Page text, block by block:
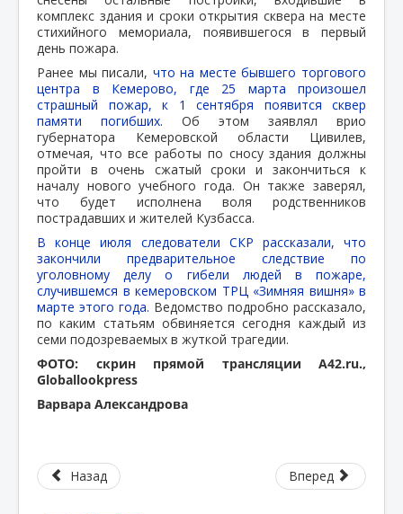
комплекс здания и сроки открытия сквера на месте
стихийного мемориала, появившегося в первый
день пожара.
Ранее мы писали, что на месте бывшего торгового
центра в Кемерово, где 25 марта произошел
страшный пожар, к 1 сентября появится сквер
памяти погибших. Об этом заявлял врио
губернатора Кемеровской области Цивилев,
отмечая, что все работы по сносу здания должны
пройти в очень сжатый сроки и закончиться к
началу нового учебного года. Он также заверял,
что будет исполнена воля родственников
пострадавших и жителей Кузбасса.
В конце июля следователи СКР рассказали, что
закончили предварительное следствие по
уголовному делу о гибели людей в пожаре,
случившемся в кемеровском ТРЦ «Зимняя вишня» в
марте этого года. Ведомство подробно рассказало,
по каким статьям обвиняется сегодня каждый из
семи подозреваемых в жуткой трагедии.
ФОТО: скрин прямой трансляции A42.ru.,
Globallookpress
Варвара Александрова
Назад Вперед